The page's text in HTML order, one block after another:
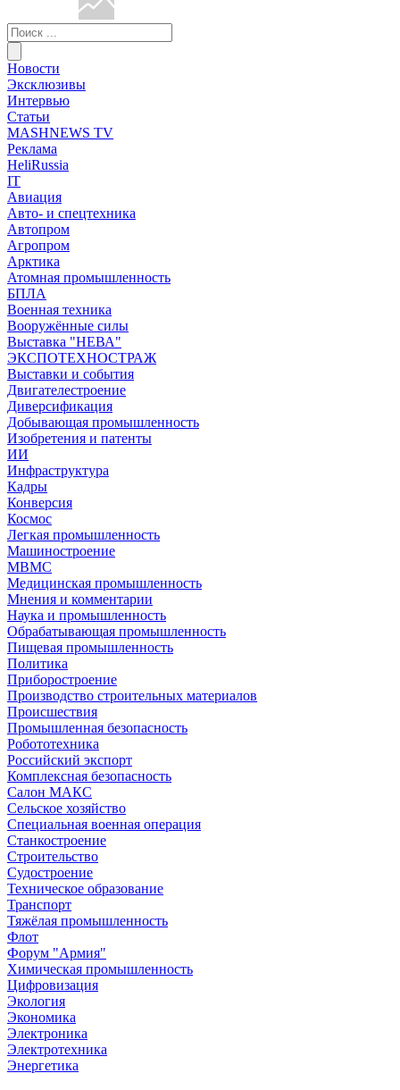
Новости
Эксклюзивы
Интервью
Статьи
MASHNEWS TV
Реклама
HeliRussia
IT
Авиация
Авто- и спецтехника
Автопром
Агропром
Арктика
Атомная промышленность
БПЛА
Военная техника
Вооружённые силы
Выставка "НЕВА"
ЭКСПОТЕХНОСТРАЖ
Выставки и события
Двигателестроение
Диверсификация
Добывающая промышленность
Изобретения и патенты
ИИ
Инфраструктура
Кадры
Конверсия
Космос
Легкая промышленность
Машиностроение
МВМС
Медицинская промышленность
Мнения и комментарии
Наука и промышленность
Обрабатывающая промышленность
Пищевая промышленность
Политика
Приборостроение
Производство строительных материалов
Происшествия
Промышленная безопасность
Робототехника
Российский экспорт
Комплексная безопасность
Салон МАКС
Сельское хозяйство
Специальная военная операция
Станкостроение
Строительство
Судостроение
Техническое образование
Транспорт
Тяжёлая промышленность
Флот
Форум "Армия"
Химическая промышленность
Цифровизация
Экология
Экономика
Электроника
Электротехника
Энергетика